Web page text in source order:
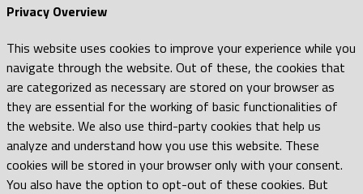
Privacy Overview
This website uses cookies to improve your experience while you
navigate through the website. Out of these, the cookies that
are categorized as necessary are stored on your browser as
they are essential for the working of basic functionalities of
the website. We also use third-party cookies that help us
analyze and understand how you use this website. These
cookies will be stored in your browser only with your consent.
You also have the option to opt-out of these cookies. But